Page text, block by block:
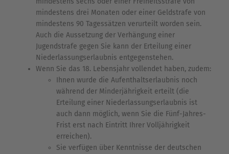
mindestens drei Monaten oder einer Geldstrafe von
mindestens 90 Tagessätzen verurteilt worden sein.
Auch die Aussetzung der Verhängung einer
Jugendstrafe gegen Sie kann der Erteilung einer
Niederlassungserlaubnis entgegenstehen.
Wenn Sie das 18. Lebensjahr vollendet haben, zudem:
Ihnen wurde die Aufenthaltserlaubnis noch
während der Minderjährigkeit erteilt (die
Erteilung einer Niederlassungserlaubnis ist
auch dann möglich, wenn Sie die Fünf-Jahres-
Frist erst nach Eintritt Ihrer Volljährigkeit
erreichen).
Sie verfügen über Kenntnisse der deutschen